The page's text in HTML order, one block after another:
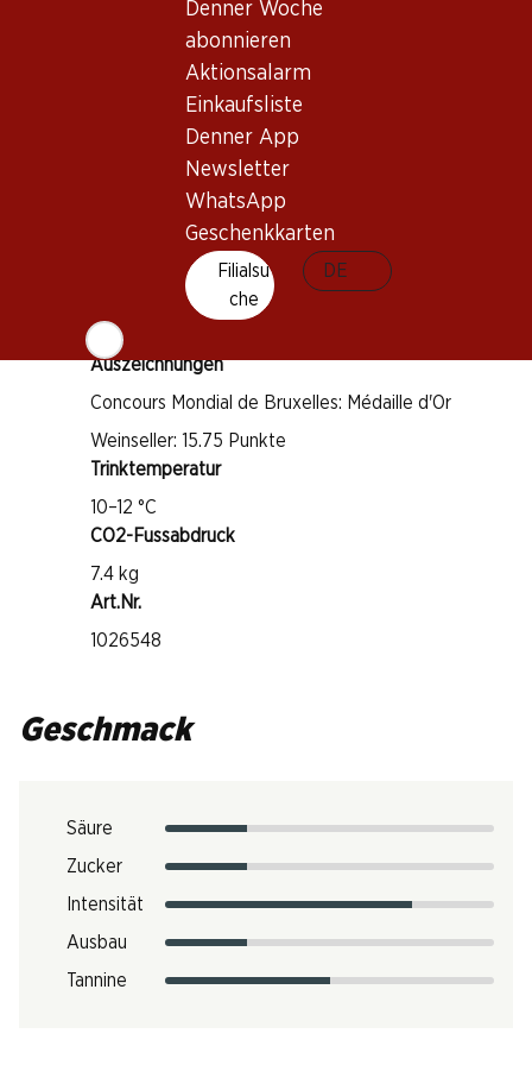
Denner Woche
abonnieren
Aktionsalarm
Einkaufsliste
Denner App
Newsletter
WhatsApp
Geschenkkarten
Filialsu
che
DE
Wissenswertes
Auszeichnungen
Concours Mondial de Bruxelles: Médaille d'Or
Weinseller: 15.75 Punkte
Trinktemperatur
10–12 °C
CO2-Fussabdruck
7.4 kg
Art.Nr.
1026548
Geschmack
Säure
Zucker
Intensität
Ausbau
Tannine